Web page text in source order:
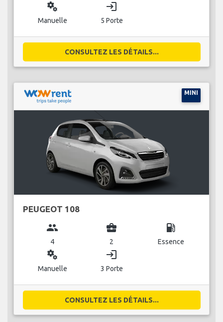
miscellaneous_services
Manuelle
login
5 Porte
CONSULTEZ LES DÉTAILS...
MINI
PEUGEOT 108
group
4
business_center
2
local_gas_station
Essence
miscellaneous_services
Manuelle
login
3 Porte
CONSULTEZ LES DÉTAILS...